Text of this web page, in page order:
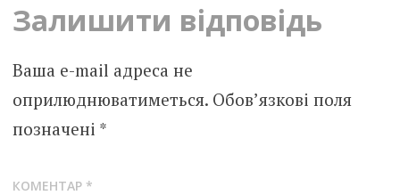
Залишити відповідь
Ваша e-mail адреса не
оприлюднюватиметься. Обов’язкові поля
позначені *
КОМЕНТАР *